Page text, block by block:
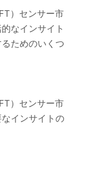
）センサー市
なインサイト
ためのいくつ
）センサー市
インサイトの